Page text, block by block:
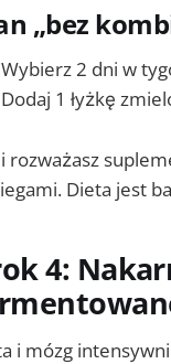
„bez
Wybierz 2 dni w
Dodaj 1 łyżkę
rozważasz
Dieta jest
4:
i mózg